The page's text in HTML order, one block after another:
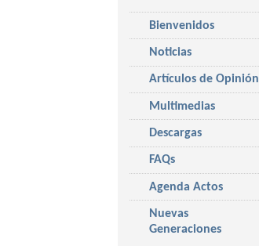
Bienvenidos
Noticias
Artículos de Opinión
Multimedias
Descargas
FAQs
Agenda Actos
Nuevas
Generaciones